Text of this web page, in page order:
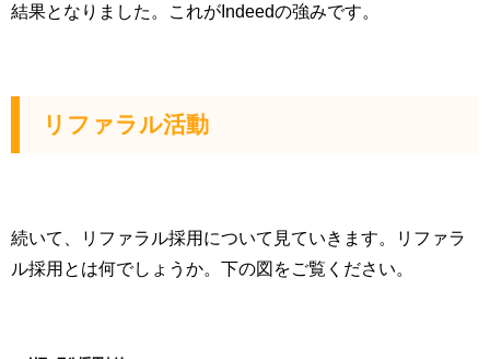
結果となりました。これがIndeedの強みです。
リファラル活動
続いて、リファラル採用について見ていきます。リファラ
ル採用とは何でしょうか。下の図をご覧ください。